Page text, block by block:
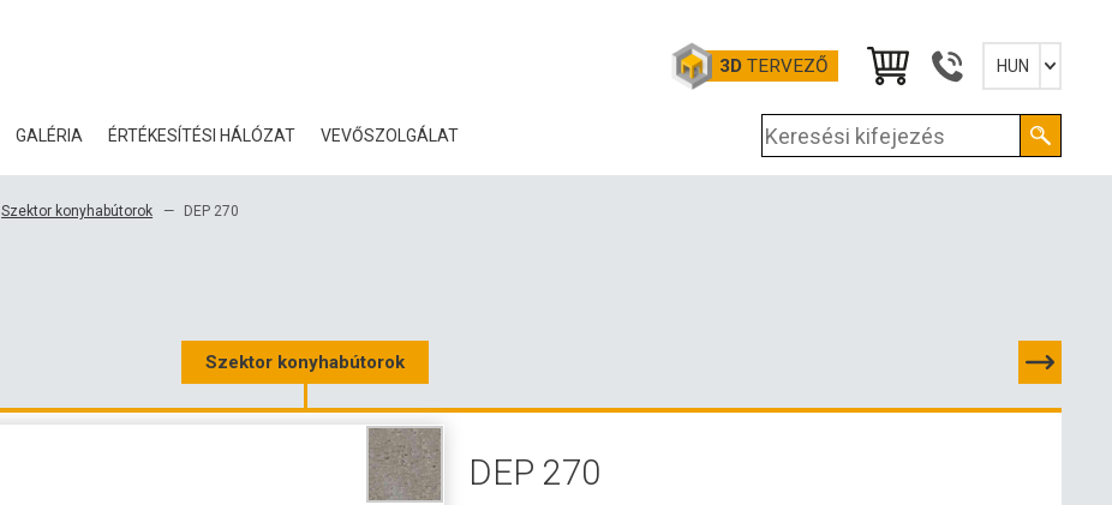
3D TERVEZŐ HUN
English
GALÉRIA ÉRTÉKESÍTÉSI HÁLÓZAT VEVŐSZOLGÁLAT
BLOG
LETÖLTÉS
3D ADATOK
NAGYKERESKEDELMI KAPCSOLATOK
Szektor konyhabútorok DEP 270
Szektor konyhabútorok
DEP 270